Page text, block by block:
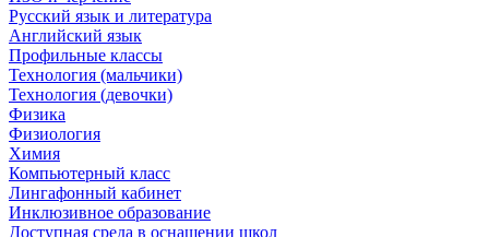
Русский язык и литература
Английский язык
Профильные классы
Технология (мальчики)
Технология (девочки)
Физика
Физиология
Химия
Компьютерный класс
Лингафонный кабинет
Инклюзивное образование
Доступная среда в оснащении школ